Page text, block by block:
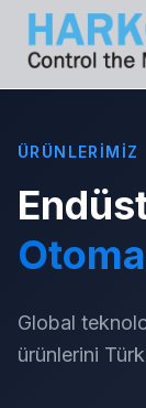
ÜRÜNLERIMIZ
Global
ürünlerini